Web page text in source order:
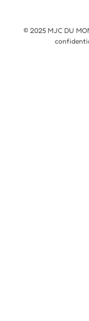
© 2025 MJC DU